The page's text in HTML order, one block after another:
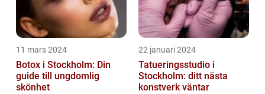
11 mars 2024
Botox i Stockholm: Din
guide till ungdomlig
skönhet
22 januari 2024
Tatueringsstudio i
Stockholm: ditt nästa
konstverk väntar